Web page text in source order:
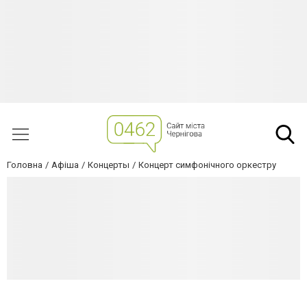
Головна Афіша Концерты Концерт симфонічного оркестру